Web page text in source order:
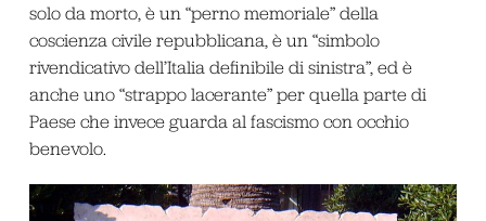
solo da morto, è un “perno memoriale” della
coscienza civile repubblicana, è un “simbolo
rivendicativo dell’Italia definibile di sinistra”, ed è
anche uno “strappo lacerante” per quella parte di
Paese che invece guarda al fascismo con occhio
benevolo.